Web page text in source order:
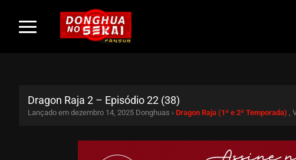
Dragon Raja 2 – Episódio 22 (38)
Lançado em dezembro 14, 2025 Donghuas › Dragon Raja (1ª e 2ª Temporada) ,